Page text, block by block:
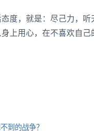
，就是：尽己力，听
上用心，在不喜欢自己
到的战争？